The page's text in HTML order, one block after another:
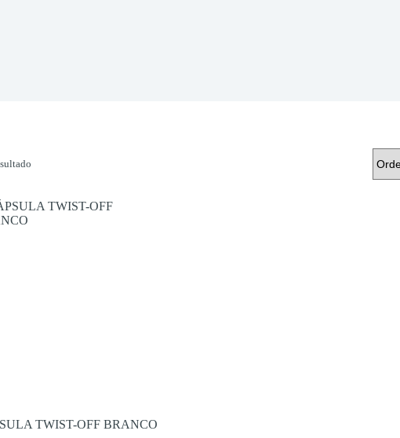
TWIST-OFF BRANCO